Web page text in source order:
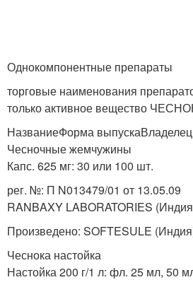
Однокомпонентные препараты
торговые наименования
только активное вещество
НазваниеФорма выпускаВладелец
Чесночные жемчужины
Капс. 625 мг: 30 или 100 шт.
рег. №: П N013479/01 от 13.05.09
RANBAXY LABORATORIES
Произведено: SOFTESULE
Чеснока настойка
Настойка 200 г/1 л: фл. 25 мл, 50